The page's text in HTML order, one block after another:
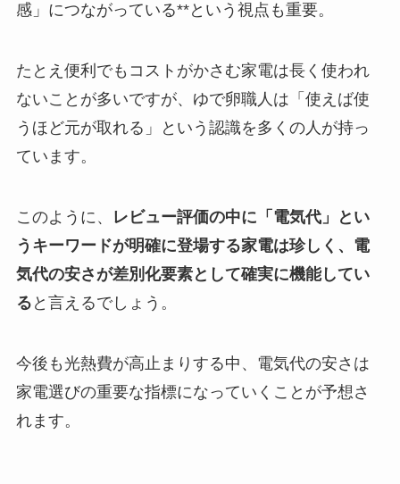
感」につながっている**という視点も重要。
たとえ便利でもコストがかさむ家電は長く使われ
ないことが多いですが、ゆで卵職人は「使えば使
うほど元が取れる」という認識を多くの人が持っ
ています。
このように、
レビュー評価の中に「電気代」とい
うキーワードが明確に登場する家電は珍しく、電
気代の安さが差別化要素として確実に機能してい
る と言えるでしょう。
今後も光熱費が高止まりする中、電気代の安さは
家電選びの重要な指標になっていくことが予想さ
れます。